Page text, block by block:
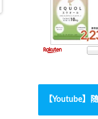
【Youtube】